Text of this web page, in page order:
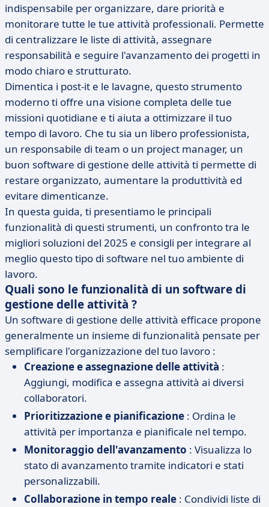
indispensabile per organizzare, dare priorità e
monitorare tutte le tue attività professionali. Permette
di centralizzare le liste di attività, assegnare
responsabilità e seguire l'avanzamento dei progetti in
modo chiaro e strutturato.
Dimentica i post-it e le lavagne, questo strumento
moderno ti offre una visione completa delle tue
missioni quotidiane e ti aiuta a ottimizzare il tuo
tempo di lavoro. Che tu sia un libero professionista,
un responsabile di team o un project manager, un
buon software di gestione delle attività ti permette di
restare organizzato, aumentare la produttività ed
evitare dimenticanze.
In questa guida, ti presentiamo le principali
funzionalità di questi strumenti, un confronto tra le
migliori soluzioni del 2025 e consigli per integrare al
meglio questo tipo di software nel tuo ambiente di
lavoro.
Quali sono le funzionalità di un software di
gestione delle attività ?
Un software di gestione delle attività efficace propone
generalmente un insieme di funzionalità pensate per
semplificare l'organizzazione del tuo lavoro :
Creazione e assegnazione delle attività :
Aggiungi, modifica e assegna attività ai diversi
collaboratori.
Prioritizzazione e pianificazione : Ordina le
attività per importanza e pianificale nel tempo.
Monitoraggio dell'avanzamento : Visualizza lo
stato di avanzamento tramite indicatori e stati
personalizzabili.
Collaborazione in tempo reale : Condividi liste di